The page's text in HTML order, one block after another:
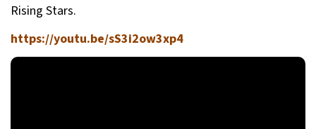
Rising Stars.
https://youtu.be/sS3i2ow3xp4